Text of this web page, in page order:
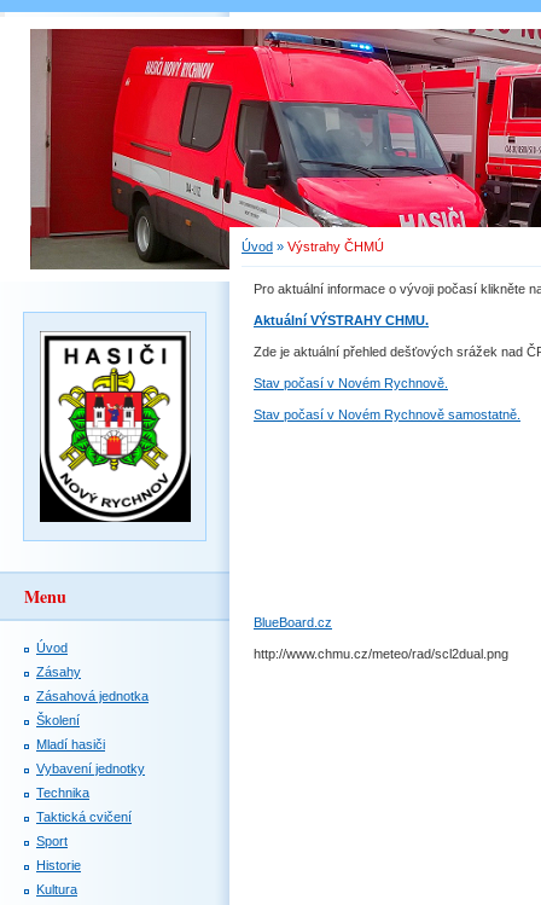
Úvod » Výstrahy ČHMÚ
Pro aktuální informace o vývoji počasí klikněte
Aktuální VÝSTRAHY CHMU.
Zde je aktuální přehled dešťových srážek nad
Stav počasí v Novém Rychnově.
Stav počasí v Novém Rychnově samostatně.
BlueBoard.cz
http://www.chmu.cz/meteo/rad/scl2dual.png
Menu
Úvod
Zásahy
Zásahová jednotka
Školení
Mladí hasiči
Vybavení jednotky
Technika
Taktická cvičení
Sport
Historie
Kultura